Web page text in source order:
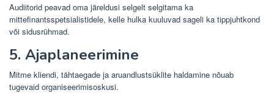
Audiitorid peavad oma järeldusi selgelt selgitama ka
mittefinantsspetsialistidele, kelle hulka kuuluvad sageli ka tippjuhtkond
või sidusrühmad.
5. Ajaplaneerimine
Mitme kliendi, tähtaegade ja aruandlustsüklite haldamine nõuab
tugevaid organiseerimisoskusi.